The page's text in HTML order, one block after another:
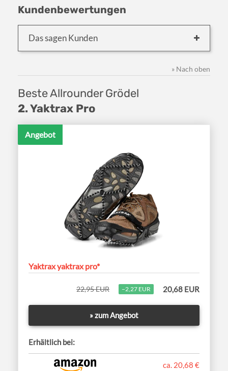
Kundenbewertungen
Das sagen Kunden
» Nach oben
Beste Allrounder Grödel
2. Yaktrax Pro
Angebot
Yaktrax yaktrax pro*
22,95 EUR −2,27 EUR 20,68 EUR
» zum Angebot
Erhältlich bei:
ca. 20,68 €